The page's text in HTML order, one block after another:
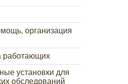
организация
работающих
установки для
обследований